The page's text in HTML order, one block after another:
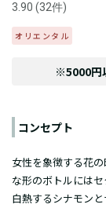
3.90 (32件)
オリエンタル
※5000円
コンセプト
女性を象徴する花
な形のボトルには
白熱するシナモン